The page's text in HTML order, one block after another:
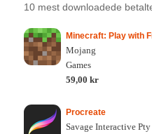
10 mest downloadede
Minecraft: Play with
Mojang
Games
59,00 kr
Procreate
Savage Interactive